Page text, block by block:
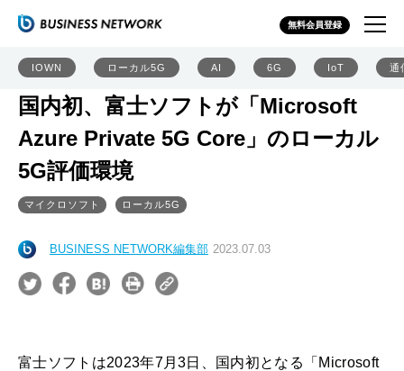
無料会員登録
IOWN ローカル5G AI 6G IoT 通
国内初、富士ソフトが「Microsoft
Azure Private 5G Core」のローカル
5G評価環境
マイクロソフト ローカル5G
BUSINESS NETWORK編集部 2023.07.03
富士ソフトは2023年7月3日、国内初となる「Microsoft